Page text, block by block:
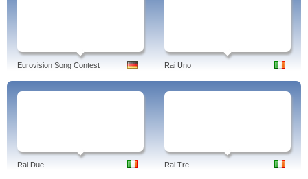
Eurovision Song Contest Rai Uno
Rai Due Rai Tre